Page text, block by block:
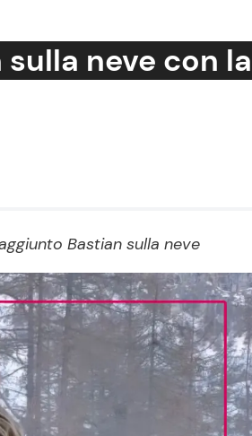
Le Ricette in TV
Ricette Facili e Veloci
Ricette Feste
Ricette per Bambini
neve con la
Bastian sulla neve